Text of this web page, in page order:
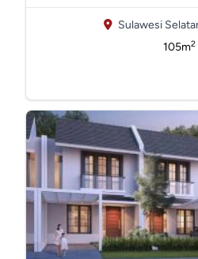
Sulawesi
105m2